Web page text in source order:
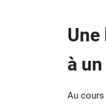
Une
à
Au